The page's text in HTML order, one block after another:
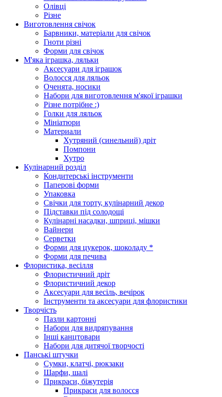
Олівці
Різне
Виготовлення свічок
Барвники, матеріали для свічок
Гноти різні
Форми для свічок
М'яка іграшка, ляльки
Аксесуари для іграшок
Волосся для ляльок
Оченята, носики
Набори для виготовлення м'якої іграшки
Різне потрібне :)
Голки для ляльок
Мініатюри
Материали
Хутряний (синельний) дріт
Помпони
Хутро
Кулінарний розділ
Кондитерські інструменти
Паперові форми
Упаковка
Свічки для торту, кулінарний декор
Підставки під солодощі
Кулінарні насадки, шприці, мішки
Вайнери
Серветки
Форми для цукерок, шоколаду *
Форми для печива
Флористика, весілля
Флористичний дріт
Флористичний декор
Аксесуари для весіль, вечірок
Інструменти та аксесуари для флористики
Творчість
Пазли картонні
Набори для видряпування
Інші канцтовари
Набори для дитячої творчості
Панські штучки
Сумки, клатчі, рюкзаки
Шарфи, шалі
Прикраси, біжутерія
Прикраси для волосся